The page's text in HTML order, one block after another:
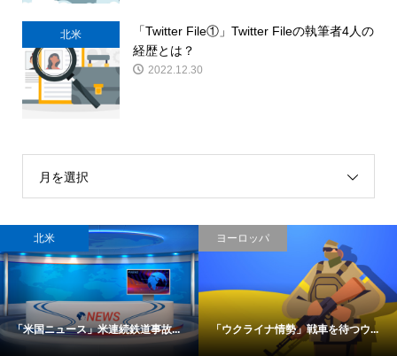
北米
「Twitter File①」Twitter Fileの執筆者4人の
経歴とは？
2022.12.30
月を選択
北米
「米国ニュース」米連続鉄道事故...
ヨーロッパ
「ウクライナ情勢」戦車を待つウ...